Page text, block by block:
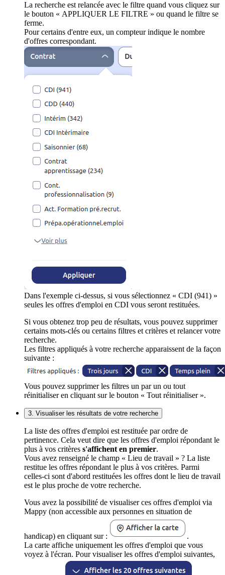
La recherche est relancée avec le filtre quand vous cliquez sur
le bouton « APPLIQUER LE FILTRE » ou quand le filtre se
ferme.
Pour certains d'entre eux, un compteur indique le nombre
d'offres correspondant.
Dans l'exemple ci-dessus, si vous sélectionnez « CDI (941) »
seules les offres d'emploi en CDI vous seront restituées.
Si vous obtenez trop peu de résultats, vous pouvez supprimer
certains mots-clés ou certains filtres et critères et relancer votre
recherche.
Les filtres appliqués à votre recherche apparaissent de la façon
suivante :
Vous pouvez supprimer les filtres un par un ou tout
réinitialiser en cliquant sur le bouton « Tout réinitialiser ».
3. Visualiser les résultats de votre recherche
La liste des offres d'emploi est restituée par ordre de
pertinence. Cela veut dire que les offres d'emploi répondant le
plus à vos critères s'affichent en premier.
Vous avez renseigné le champ « Lieu de travail » ? La liste
restitue les offres répondant le plus à vos critères. Parmi
celles-ci sont d'abord restituées les offres dont le lieu de travail
est le plus proche de votre recherche.
Vous avez la possibilité de visualiser ces offres d'emploi via
Mappy (non accessible aux personnes en situation de
handicap) en cliquant sur :
.
La carte affiche uniquement les offres d'emploi que vous
voyez à l'écran. Pour visualiser les offres d'emploi suivantes,